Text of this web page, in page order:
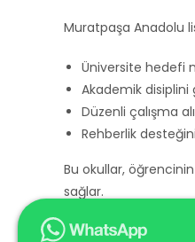
Muratpaşa Anadolu
Üniversite hedefi
Akademik
Düzenli çalışma
Rehberlik
Bu okullar,
sağlar.